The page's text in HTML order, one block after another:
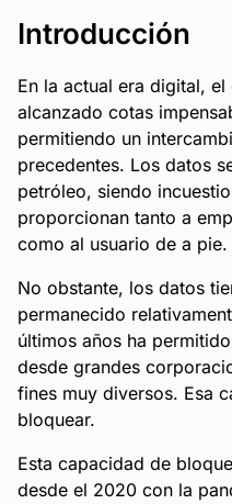
Introducción
En la actual era digital,
alcanzado cotas
permitiendo un
precedentes. Los datos
petróleo, siendo
proporcionan tanto a
como al usuario de a pie.
No obstante, los datos
permanecido
últimos años ha
desde grandes
fines muy diversos. Esa
bloquear.
Esta capacidad de
desde el 2020 con la